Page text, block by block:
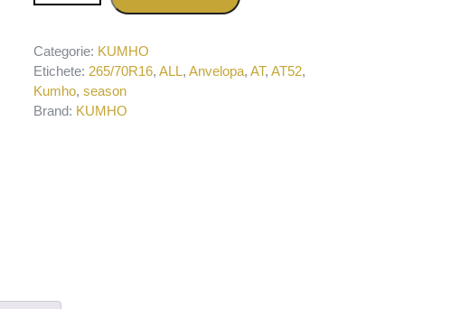
Categorie: KUMHO
Etichete: 265/70R16,ALL,Anvelopa,AT,AT52,
Kumho,season
Brand: KUMHO